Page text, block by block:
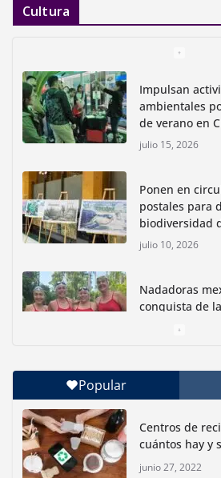
Cultura
Impulsan
ambientales
de verano en
julio 15, 2026
Ponen en
postales para
biodiversidad
julio 10, 2026
Nadadoras
conquista de
Con jornada informativa, Profepa
for Animals buscan inhibir tráfico
junio 15, 2026
Inauguran nuevo Embarcadero
Popular
Centros de
cuántos hay y
junio 27, 2022